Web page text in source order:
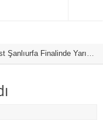
Keşif Kampüsü Takımları Teknofest Şanlıurfa Finalinde Yarışmaya Hak Kazandı